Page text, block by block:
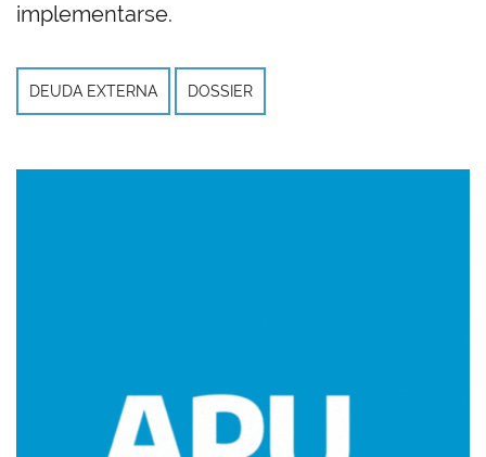
implementarse.
DEUDA EXTERNA DOSSIER